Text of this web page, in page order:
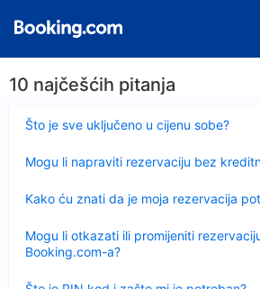
10 najčešćih pitanja
Što je sve uključeno u cijenu sobe?
Sažeto
Mogu li napraviti rezervaciju bez
Kako ću znati da je moja rezervacija
Mogu li otkazati ili promijeniti
Booking.com-a?
Sažeto